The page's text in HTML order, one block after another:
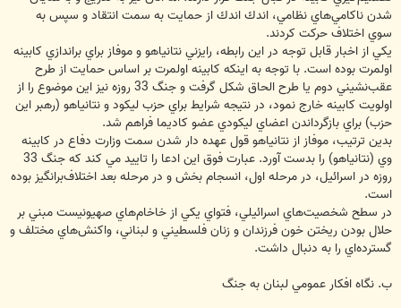
شدن ناكامي‌هاي نظامي، اندك اندك از حمايت به سمت انتقاد و سپس به
سوي اختلاف حركت كردند.
يكي از اخبار قابل توجه در اين رابطه، رايزني نتانياهو و موفاز براي براندازي كابينه
اولمرت بوده است. با توجه به اينكه كابينه اولمرت بر اساس حمايت از طرح
عقب‌نشيني دوم يا طرح الحاق شكل گرفت و جنگ 33 روزه نيز اين موضوع را از
اولويت كابينه خارج نمود، در نتيجه شرايط براي حزب ليكود و نتانياهو (رهبر اين
حزب) براي بازگرداندن اعضاي ليكودي عضو كاديما فراهم شد.
بدين ترتيب، موفاز از نتانياهو قول عهده دار شدن سمت وزارت دفاع در كابينه
وي (نتانياهو) را بدست آورد. عبارت فوق اين ادعا را تاييد مي كند كه جنگ 33
روزه در اسرائيل، در مرحله اول، انسجام بخش و در مرحله بعد اختلاف‌برانگيز بوده
است.
در سطح شخصيت‌هاي اسرائيلي، فتواي يكي از خاخام‌هاي صهيونيست‌ مبني بر
حلال بودن ريختن خون فرزندان و زنان فلسطيني و لبناني، واكنش‌هاي مختلف و
گسترده‌اي را به دنبال داشت.
ب. نگاه افكار عمومي لبنان به جنگ